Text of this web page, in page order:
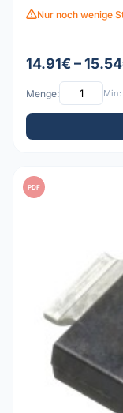
Nur noch wenige
14.91€ –
Menge: Min:
PDF